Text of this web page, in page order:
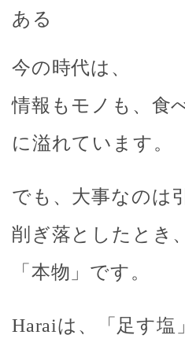
ある
今の時代は、
情報もモノも、食
に溢れています。
でも、大事なのは
削ぎ落としたとき
「本物」です。
Haraiは、「足す塩